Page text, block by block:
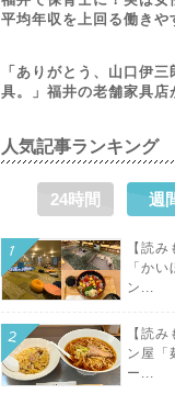
平均年収を上回る働きや
「ありがとう、山口伊三
具。」福井の老舗家具店
人気記事ランキング
24時間 週
【読
「か
ン...
【読
ン屋「
ー...